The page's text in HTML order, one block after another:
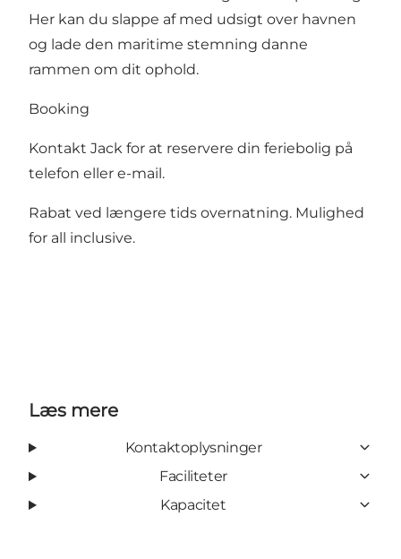
Her kan du slappe af med udsigt over havnen
og lade den maritime stemning danne
rammen om dit ophold.
Booking
Kontakt Jack for at reservere din feriebolig på
telefon eller e-mail.
Rabat ved længere tids overnatning. Mulighed
for all inclusive.
Læs mere
Kontaktoplysninger
Faciliteter
Kapacitet